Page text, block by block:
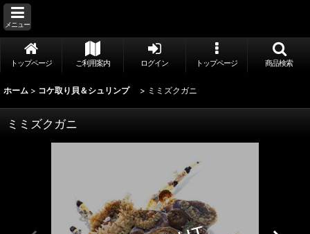
メニュー
トップページ ご利用案内 ログイン トップページ 商品検索
ホーム > コケ取り貝＆シュリンプ > ミミズクガニ
ミミズクガニ